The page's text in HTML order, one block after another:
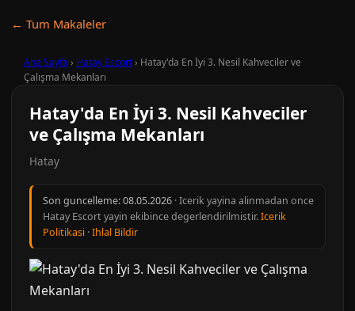
← Tum Makaleler
Ana Sayfa › Hatay Escort› Hatay'da En İyi 3. Nesil Kahveciler ve
Çalışma Mekanları
Hatay'da En İyi 3. Nesil Kahveciler
ve Çalışma Mekanları
Hatay
Son guncelleme:08.05.2026 · Icerik yayina alinmadan once
Hatay Escort yayin ekibince degerlendirilmistir.Icerik
Politikasi ·Ihlal Bildir